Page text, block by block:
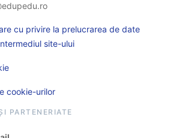
cu privire la prelucrarea de date
site-ului
cookie-urilor
PARTENERIATE